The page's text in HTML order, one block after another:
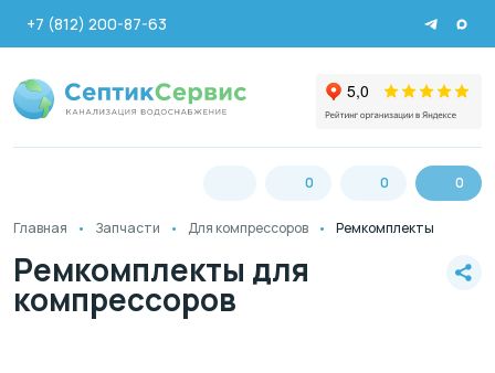
+7 (812) 200-87-63
0 0 0
Главная Запчасти Для компрессоров Ремкомплекты
Ремкомплекты для
компрессоров